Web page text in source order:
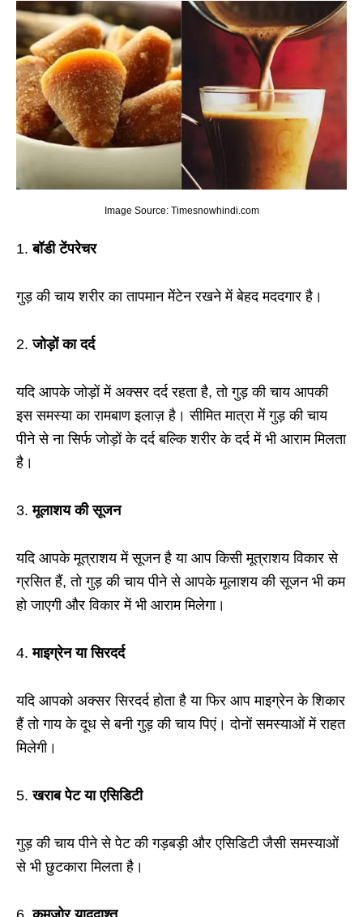
Image Source: Timesnowhindi.com
1.बॉडी टेंपरेचर
गुड़ की चाय शरीर का तापमान मेंटेन रखने में बेहद मददगार है।
2.जोड़ों का दर्द
यदि आपके जोड़ों में अक्सर दर्द रहता है, तो गुड़ की चाय आपकी
इस समस्या का रामबाण इलाज़ है। सीमित मात्रा में गुड़ की चाय
पीने से ना सिर्फ जोड़ों के दर्द बल्कि शरीर के दर्द में भी आराम मिलता
है।
3.मूलाशय की सूजन
यदि आपके मूत्राशय में सूजन है या आप किसी मूत्राशय विकार से
ग्रसित हैं, तो गुड़ की चाय पीने से आपके मूलाशय की सूजन भी कम
हो जाएगी और विकार में भी आराम मिलेगा।
4.माइग्रेन या सिरदर्द
यदि आपको अक्सर सिरदर्द होता है या फिर आप माइग्रेन के शिकार
हैं तो गाय के दूध से बनी गुड़ की चाय पिएं। दोनों समस्याओं में राहत
मिलेगी।
5.खराब पेट या एसिडिटी
गुड़ की चाय पीने से पेट की गड़बड़ी और एसिडिटी जैसी समस्याओं
से भी छुटकारा मिलता है।